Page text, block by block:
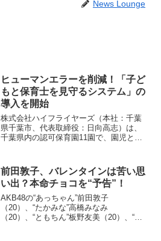
News Lounge
ヒューマンエラーを削減！「子ど
もと保育士を見守るシステム」の
導入を開始
株式会社ハイフライヤーズ（本社：千葉
県千葉市、代表取締役：日向高志）は、
千葉県内の認可保育園11園で、園児と保
格導入を2024年6月5日より開始します。
この...
前田敦子、バレンタインは苦い思
い出？本命チョコを“予告”！
AKB48の“あっちゃん”前田敦子
（20）、“たかみな”高橋みなみ
（20）、“ともちん”板野友美（20）、“さ